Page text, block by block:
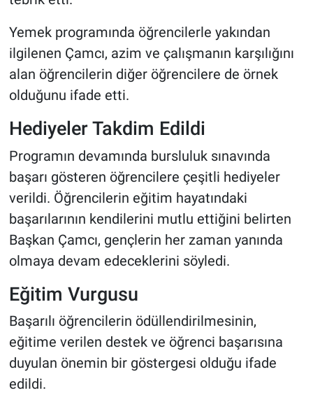
Yemek programında öğrencilerle yakından
ilgilenen Çamcı, azim ve çalışmanın karşılığını
alan öğrencilerin diğer öğrencilere de örnek
olduğunu ifade etti.
Hediyeler Takdim Edildi
Programın devamında bursluluk sınavında
başarı gösteren öğrencilere çeşitli hediyeler
verildi. Öğrencilerin eğitim hayatındaki
başarılarının kendilerini mutlu ettiğini belirten
Başkan Çamcı, gençlerin her zaman yanında
olmaya devam edeceklerini söyledi.
Eğitim Vurgusu
Başarılı öğrencilerin ödüllendirilmesinin,
eğitime verilen destek ve öğrenci başarısına
duyulan önemin bir göstergesi olduğu ifade
edildi.
Genel
Asayiş
Kültür - Sanat
Magazin
Çevre
Haberde İnsan